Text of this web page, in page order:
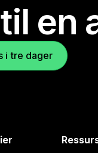
en
i tre dager